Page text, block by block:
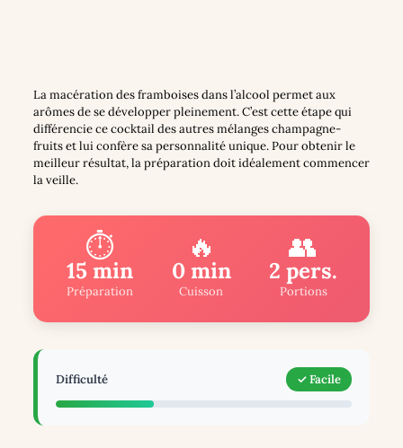
La macération des framboises dans l’alcool permet aux
arômes de se développer pleinement. C’est cette étape qui
différencie ce cocktail des autres mélanges champagne-
fruits et lui confère sa personnalité unique. Pour obtenir le
meilleur résultat, la préparation doit idéalement commencer
la veille.
⏱️
15 min
Préparation
🔥
0 min
Cuisson
👥
2 pers.
Portions
Difficulté ✓ Facile